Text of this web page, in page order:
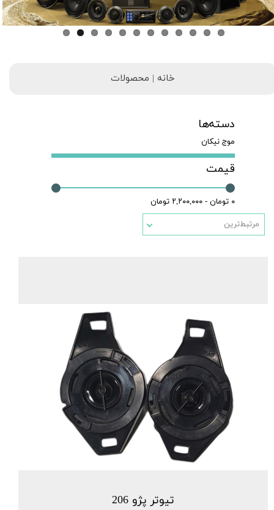
خانه | محصولات
دسته‌ها
موج نیکان
قیمت
۰ تومان - ۲,۲۰۰,۰۰۰ تومان
مرتبط‌ترین
تیوتر پژو 206